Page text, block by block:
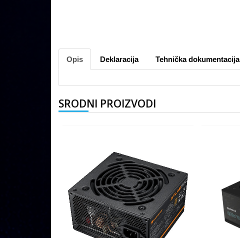
Opis Deklaracija Tehnička dokumentacija
SRODNI PROIZVODI